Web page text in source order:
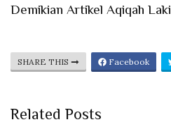
Demikian Artikel Aqiqah
SHARE THIS Facebook
Related Posts